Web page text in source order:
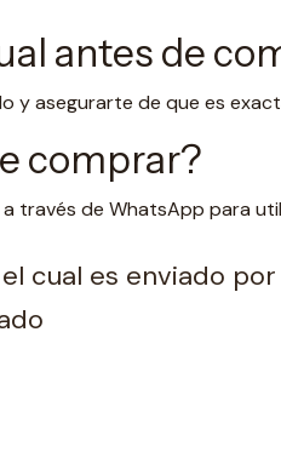
antes de
y asegurarte de que es
comprar?
través de WhatsApp para
cual es enviado